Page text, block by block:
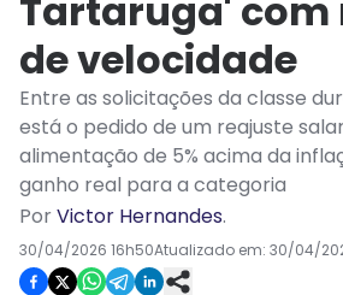
Tartaruga' com
de velocidade
Entre as solicitações da classe
está o pedido de um reajuste
alimentação de 5% acima da
ganho real para a categoria
PorVictor Hernandes.
30/04/2026 16h50Atualizado em: 30/04/